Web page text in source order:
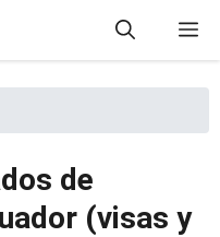
de
(visas y